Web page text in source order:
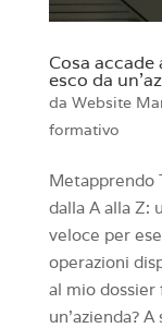
Cosa
esco da
da Website
formativo
Metapprendo
dalla A alla Z:
veloce per
operazioni
al mio dossier
un’azienda?